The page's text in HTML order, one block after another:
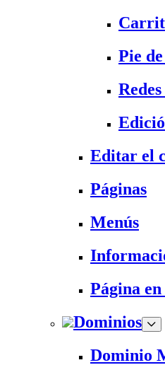
Pie
Editar el
Páginas
Menús
Página
Dominios
Dominio